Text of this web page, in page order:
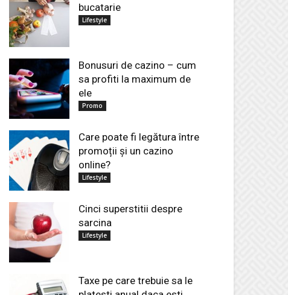
bucatarie
Lifestyle
Bonusuri de cazino – cum
sa profiti la maximum de
ele
Promo
Care poate fi legătura între
promoții și un cazino
online?
Lifestyle
Cinci superstitii despre
sarcina
Lifestyle
Taxe pe care trebuie sa le